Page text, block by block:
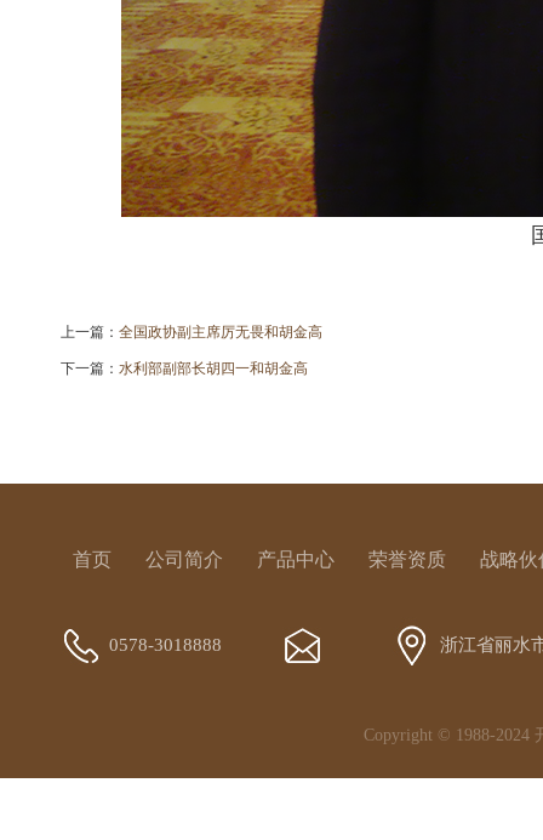
上一篇： 全国政协副主席厉无畏和胡金高
下一篇： 水利部副部长胡四一和胡金高
首页 公司简介 产品中心 荣誉资质 战略伙
0578-3018888 浙江省丽水
Copyright © 1988-2024